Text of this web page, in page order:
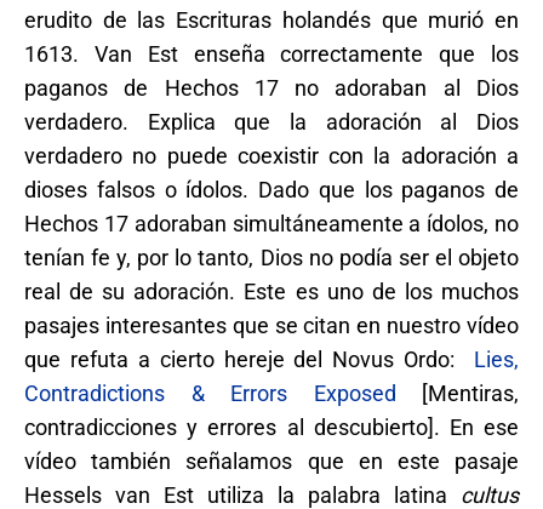
erudito de las Escrituras holandés que murió en
1613. Van Est enseña correctamente que los
paganos de Hechos 17 no adoraban al Dios
verdadero. Explica que la adoración al Dios
verdadero no puede coexistir con la adoración a
dioses falsos o ídolos. Dado que los paganos de
Hechos 17 adoraban simultáneamente a ídolos, no
tenían fe y, por lo tanto, Dios no podía ser el objeto
real de su adoración. Este es uno de los muchos
pasajes interesantes que se citan en nuestro vídeo
que refuta a cierto hereje del Novus Ordo: Lies,
Contradictions & Errors Exposed [Mentiras,
contradicciones y errores al descubierto]. En ese
vídeo también señalamos que en este pasaje
Hessels van Est utiliza la palabra latina cultus